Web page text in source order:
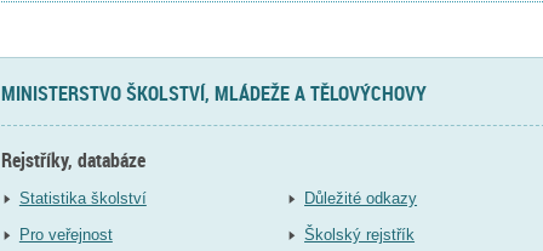
MINISTERSTVO ŠKOLSTVÍ, MLÁDEŽE A TĚLOVÝCHOVY
Rejstříky, databáze
Statistika školství
Pro veřejnost
Důležité odkazy
Školský rejstřík